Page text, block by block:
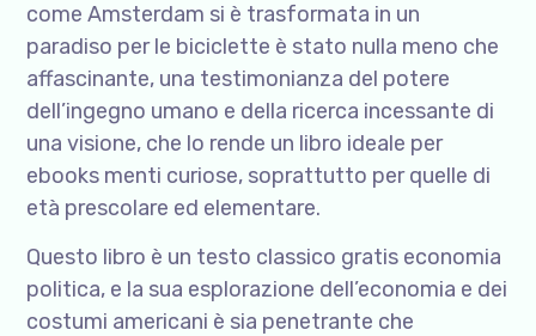
come Amsterdam si è trasformata in un
paradiso per le biciclette è stato nulla meno che
affascinante, una testimonianza del potere
dell’ingegno umano e della ricerca incessante di
una visione, che lo rende un libro ideale per
ebooks menti curiose, soprattutto per quelle di
età prescolare ed elementare.
Questo libro è un testo classico gratis economia
politica, e la sua esplorazione dell’economia e dei
costumi americani è sia penetrante che